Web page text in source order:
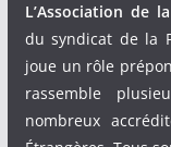
L’Association de
du syndicat de la
joue un rôle
rassemble
nombreux